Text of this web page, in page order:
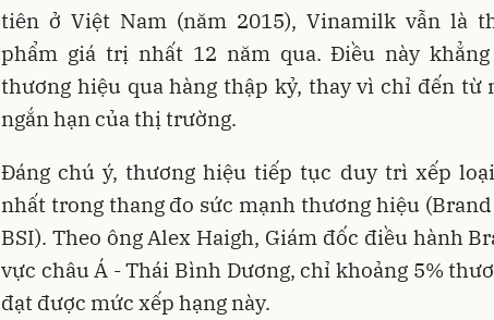
tiên ở Việt Nam (năm 2015), Vinamilk vẫn là
phẩm giá trị nhất 12 năm qua. Điều này
thương hiệu qua hàng thập kỷ, thay vì chỉ đến từ
ngắn hạn của thị trường.
Đáng chú ý, thương hiệu tiếp tục duy trì xếp
nhất trong thang đo sức mạnh thương hiệu
BSI). Theo ông Alex Haigh, Giám đốc điều hành
vực châu Á - Thái Bình Dương, chỉ khoảng 5%
đạt được mức xếp hạng này.